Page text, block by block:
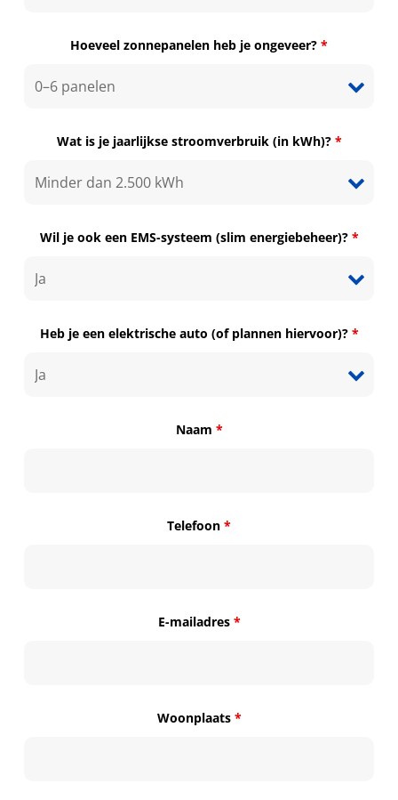
Hoeveel zonnepanelen heb je ongeveer? *
Wat is je jaarlijkse stroomverbruik (in kWh)? *
Wil je ook een EMS-systeem (slim energiebeheer)? *
Heb je een elektrische auto (of plannen hiervoor)? *
Naam *
Telefoon *
E-mailadres *
Woonplaats *